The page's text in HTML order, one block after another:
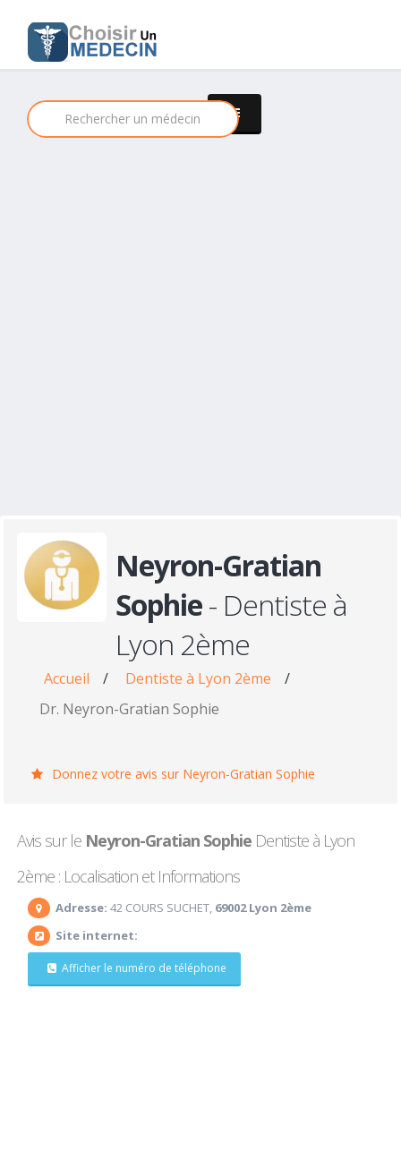
Neyron-Gratian
Sophie- Dentiste à
Lyon 2ème
Accueil / Dentiste à Lyon 2ème
/
Dr. Neyron-Gratian Sophie
Donnez votre avis sur Neyron-Gratian Sophie
Avis sur le Neyron-Gratian Sophie Dentiste à Lyon
2ème : Localisation et Informations
Adresse: 42 COURS SUCHET, 69002 Lyon 2ème
Site internet:
Afficher le numéro de téléphone